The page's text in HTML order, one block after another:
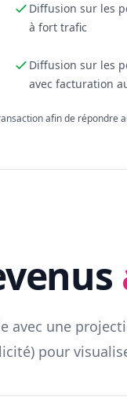
Diffusion sur les
à fort trafic
Diffusion sur les
avec facturation
afin de répondre
avec une
pour